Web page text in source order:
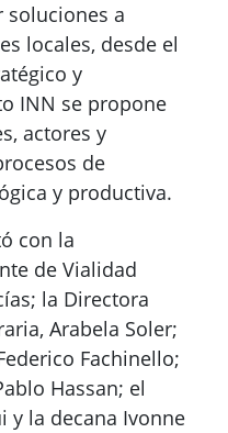
soluciones a
locales, desde el
y
INN se propone
actores y
de
y productiva.
con la
de Vialidad
la Directora
Arabela Soler;
Fachinello;
Hassan; el
y la decana Ivonne